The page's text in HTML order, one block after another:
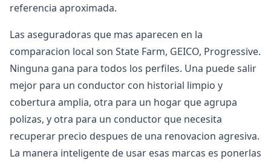
referencia aproximada.
Las aseguradoras que mas aparecen en la
comparacion local son State Farm, GEICO, Progressive.
Ninguna gana para todos los perfiles. Una puede salir
mejor para un conductor con historial limpio y
cobertura amplia, otra para un hogar que agrupa
polizas, y otra para un conductor que necesita
recuperar precio despues de una renovacion agresiva.
La manera inteligente de usar esas marcas es ponerlas